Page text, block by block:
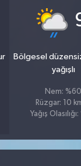
Bölgesel
yağışlı
Nem: %60
Rüzgar: 10
Yağış